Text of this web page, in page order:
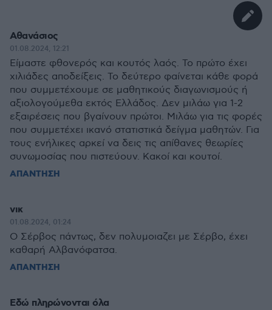
Αθανάσιος
01.08.2024, 12:21
Είμαστε φθονερός και κουτός λαός. Το πρώτο έχει
χιλιάδες αποδείξεις. Το δεύτερο φαίνεται κάθε φορά
που συμμετέχουμε σε μαθητικούς διαγωνισμούς ή
αξιολογούμεθα εκτός Ελλάδος. Δεν μιλάω για 1-2
εξαιρέσεις που βγαίνουν πρώτοι. Μιλάω για τις φορές
που συμμετέχει ικανό στατιστικά δείγμα μαθητών. Για
τους ενήλικες αρκεί να δεις τις απίθανες θεωρίες
συνωμοσίας που πιστεύουν. Κακοί και κουτοί.
ΑΠΑΝΤΗΣΗ
νικ
01.08.2024, 01:24
Ο Σέρβος πάντως, δεν πολυμοιαζει με Σέρβο, έχει
καθαρή Αλβανόφατσα.
ΑΠΑΝΤΗΣΗ
Εδώ πληρώνονται όλα